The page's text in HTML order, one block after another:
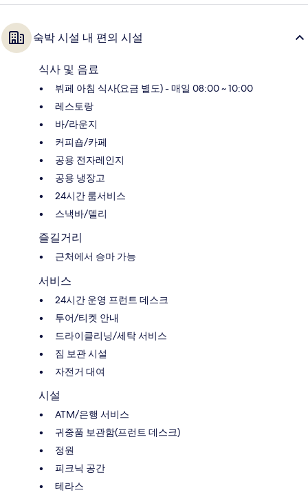
숙박 시설 내 편의 시설
식사 및 음료
뷔페 아침 식사(요금 별도) - 매일 08:00 ~ 10:00
레스토랑
바/라운지
커피숍/카페
공용 전자레인지
공용 냉장고
24시간 룸서비스
스낵바/델리
즐길거리
근처에서 승마 가능
서비스
24시간 운영 프런트 데스크
투어/티켓 안내
드라이클리닝/세탁 서비스
짐 보관 시설
자전거 대여
시설
ATM/은행 서비스
귀중품 보관함(프런트 데스크)
정원
피크닉 공간
테라스